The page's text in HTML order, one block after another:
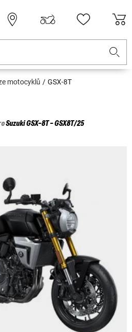
motocyklů GSX-8T
SuzukiGSX-8T - GSX8T/25